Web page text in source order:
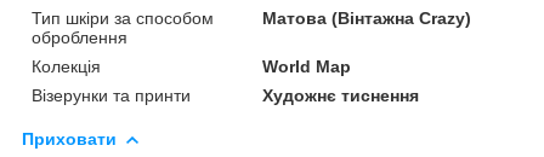
Тип шкіри за способом
оброблення
Матова (Вінтажна Crazy)
Колекція
World Map
Візерунки та принти
Художнє тиснення
Приховати